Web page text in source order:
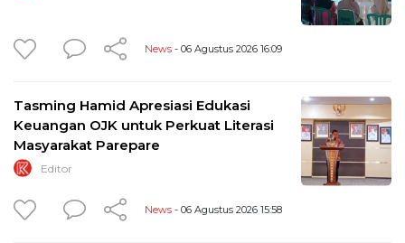
News - 06 Agustus 2026 16:09
Tasming Hamid Apresiasi Edukasi
Keuangan OJK untuk Perkuat Literasi
Masyarakat Parepare
Editor
News - 06 Agustus 2026 15:58